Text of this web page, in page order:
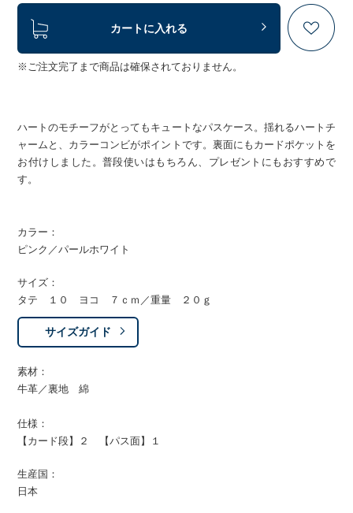
カートに入れる
※ご注文完了まで商品は確保されておりません。
ハートのモチーフがとってもキュートなパスケース。揺れるハートチ
ャームと、カラーコンビがポイントです。裏面にもカードポケットを
お付けしました。普段使いはもちろん、プレゼントにもおすすめで
す。
カラー：
ピンク／パールホワイト
サイズ：
タテ １０ ヨコ ７ｃｍ／重量 ２０ｇ
サイズガイド
素材：
牛革／裏地 綿
仕様：
【カード段】２ 【パス面】１
生産国：
日本